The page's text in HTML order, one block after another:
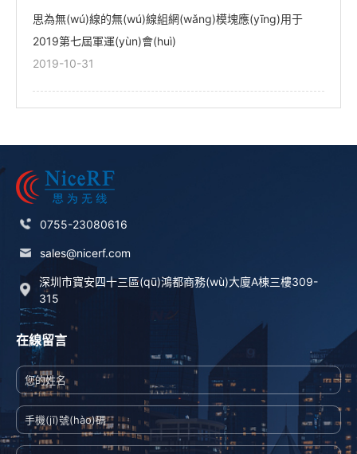
思為無(wú)線的無(wú)線組網(wǎng)模塊應(yīng)用于
2019第七屆軍運(yùn)會(huì)
2019-10-31
0755-23080616
sales@nicerf.com
深圳市寶安四十三區(qū)鴻都商務(wù)大廈A棟三樓309-
315
在線留言